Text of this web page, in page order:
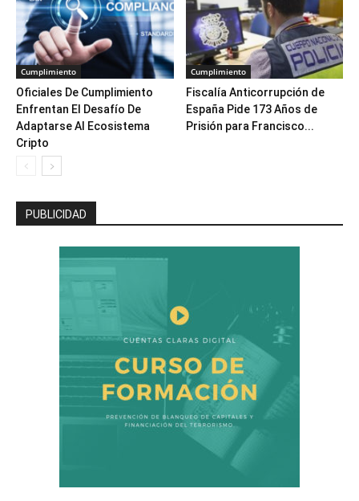
Cumplimiento
Oficiales De Cumplimiento
Enfrentan El Desafío De
Adaptarse Al Ecosistema
Cripto
Cumplimiento
Fiscalía Anticorrupción de
España Pide 173 Años de
Prisión para Francisco...
PUBLICIDAD